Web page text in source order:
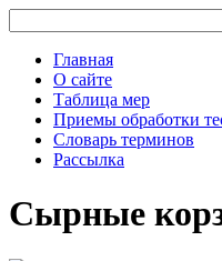
Главная
О сайте
Таблица мер
Приемы обработки
Словарь терминов
Рассылка
Сырные